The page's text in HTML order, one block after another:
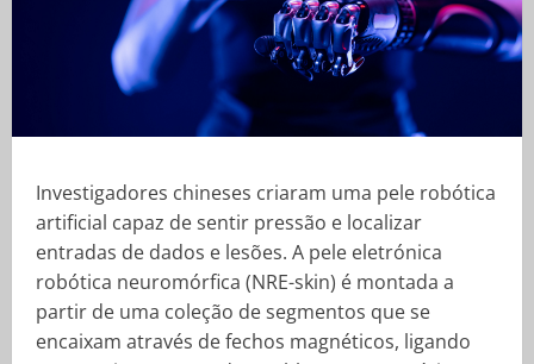
Investigadores chineses criaram uma pele robótica
artificial capaz de sentir pressão e localizar
entradas de dados e lesões. A pele eletrónica
robótica neuromórfica (NRE-skin) é montada a
partir de uma coleção de segmentos que se
encaixam através de fechos magnéticos, ligando